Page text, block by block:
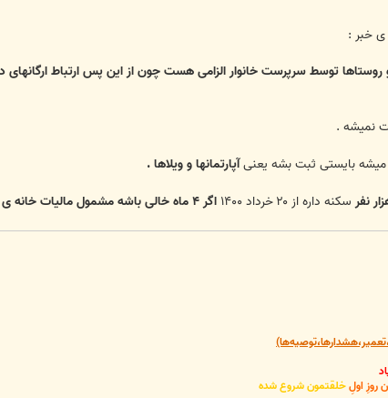
خبر :
توسط سرپرست خانوار الزامی هست چون از این پس ارتباط
نمیشه .
میشه بایستی ثبت بشه یعنیآپارتمانها و ویلاها .
سکنه داره از ۲۰ خرداد ۱۴۰۰ اگر ۴ ماه خالی باشه مشمول مالیات خانه ی خالی میشه .
روزِ اولِخلقتمون شروع شده